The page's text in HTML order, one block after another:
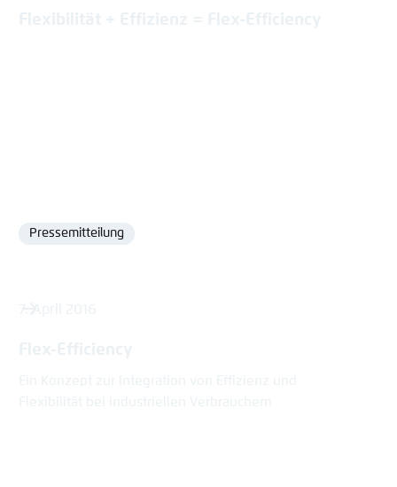
Format
Pressemitteilung